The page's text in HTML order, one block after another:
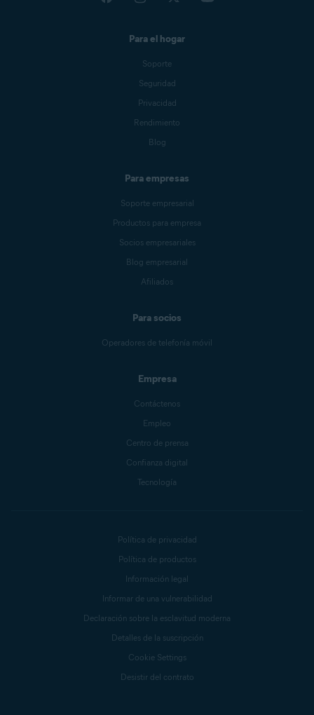
Para el hogar
Soporte
Seguridad
Privacidad
Rendimiento
Blog
Para empresas
Soporte empresarial
Productos para empresa
Socios empresariales
Blog empresarial
Afiliados
Para socios
Operadores de telefonía móvil
Empresa
Contáctenos
Empleo
Centro de prensa
Confianza digital
Tecnología
Política de privacidad
Política de productos
Información legal
Informar de una vulnerabilidad
Declaración sobre la esclavitud moderna
Detalles de la suscripción
Cookie Settings
Desistir del contrato